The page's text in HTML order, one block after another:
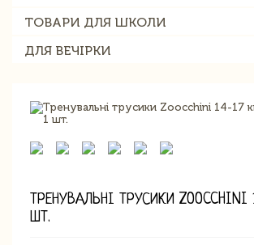
ТОВАРИ ДЛЯ ШКОЛИ
ДЛЯ ВЕЧІРКИ
ТРЕНУВАЛЬНІ ТРУСИКИ ZOOCCHINI
ШТ.